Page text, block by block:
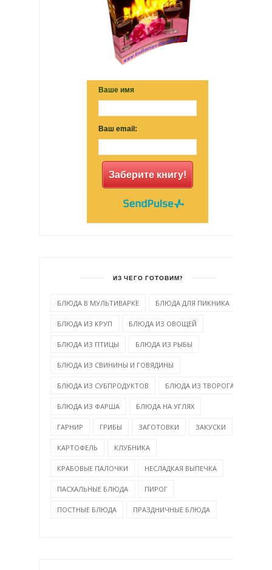
Ваше имя
Ваш email:
Заберите книгу!
ИЗ ЧЕГО ГОТОВИМ?
БЛЮДА В МУЛЬТИВАРКЕ БЛЮДА ДЛЯ ПИКНИКА
БЛЮДА ИЗ КРУП БЛЮДА ИЗ ОВОЩЕЙ
БЛЮДА ИЗ ПТИЦЫ БЛЮДА ИЗ РЫБЫ
БЛЮДА ИЗ СВИНИНЫ И ГОВЯДИНЫ
БЛЮДА ИЗ СУБПРОДУКТОВ БЛЮДА ИЗ ТВОРОГА
БЛЮДА ИЗ ФАРША БЛЮДА НА УГЛЯХ
ГАРНИР ГРИБЫ ЗАГОТОВКИ ЗАКУСКИ
КАРТОФЕЛЬ КЛУБНИКА
КРАБОВЫЕ ПАЛОЧКИ НЕСЛАДКАЯ ВЫПЕЧКА
ПАСХАЛЬНЫЕ БЛЮДА ПИРОГ
ПОСТНЫЕ БЛЮДА ПРАЗДНИЧНЫЕ БЛЮДА